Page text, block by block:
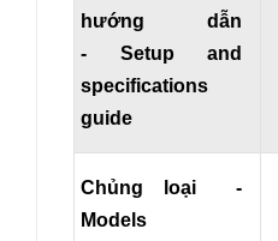
hướng dẫn
- Setup and
specifications
guide
Chủng loại -
Models